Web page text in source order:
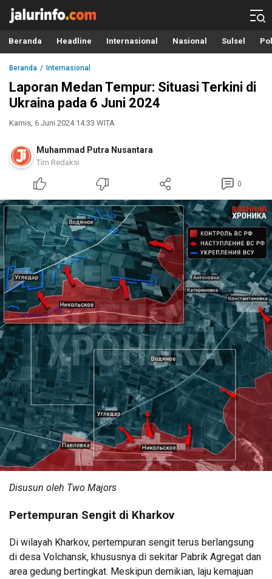
Info Terbaru, Berita Terkini Hari Ini, Jalurinfo.com
Terkini, Akurat dan Terpercaya
Beranda Headline Internasional Nasional Sulsel
Beranda Internasional
Laporan Medan Tempur: Situasi Terkini di
Ukraina pada 6 Juni 2024
Kamis, 6 Juni 2024 14:33 WITA
Muhammad Putra Nusantara
Tim Redaksi
0
Disusun oleh Two Majors
Pertempuran Sengit di Kharkov
Di wilayah Kharkov, pertempuran sengit terus berlangsung
di desa Volchansk, khususnya di sekitar Pabrik Agregat dan
area gedung bertingkat. Meskipun demikian, laju kemajuan